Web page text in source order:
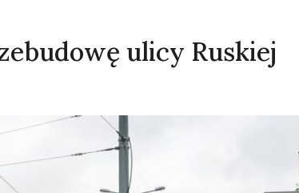
ulicy Ruskiej